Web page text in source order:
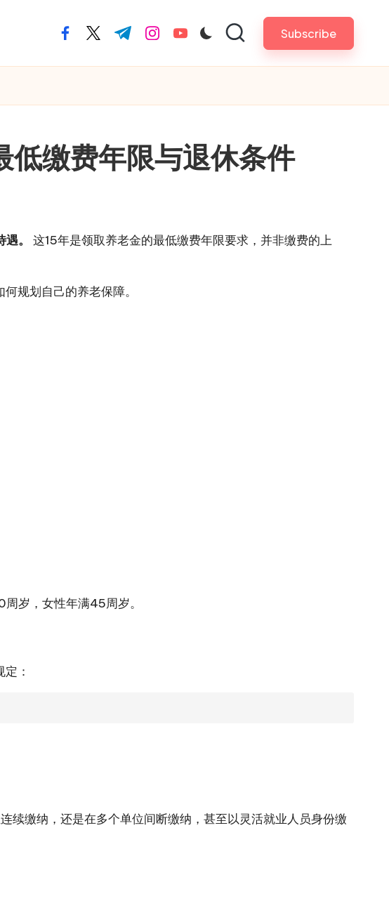
facebook.com
twitter.com
t.me instagram.com
youtube.com Subscribe
低缴费年限与退休条件
。
这15年是领取养老金的最低缴费年限要求，并非缴费的上
规划自己的养老保障。
岁，女性年满45周岁。
：
续缴纳，还是在多个单位间断缴纳，甚至以灵活就业人员身份缴